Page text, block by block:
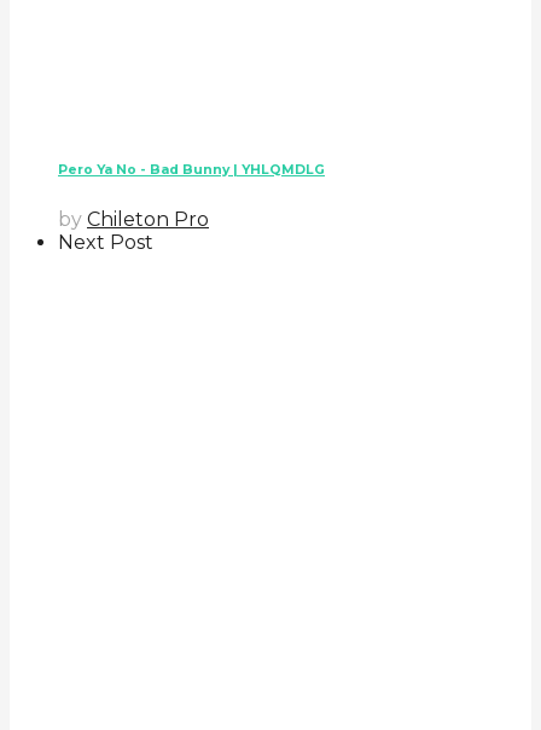
Pero Ya No - Bad Bunny | YHLQMDLG
by Chileton Pro
Next Post